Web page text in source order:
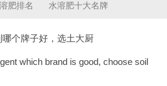
肥排名 水溶肥十大名牌
个牌子好，选土大厨
which brand is good, choose soil